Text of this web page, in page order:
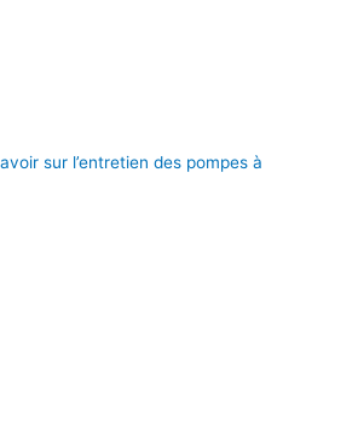
sur l’entretien des pompes à